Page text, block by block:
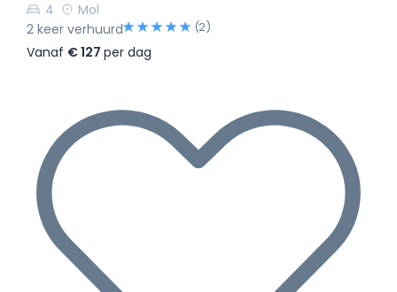
4
Mol
2 keer verhuurd
(2)
Vanaf € 127 per dag